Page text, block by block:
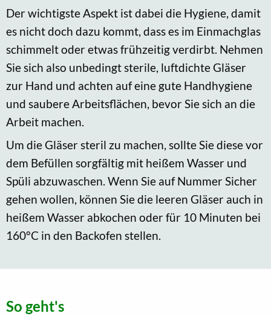
Der wichtigste Aspekt ist dabei die Hygiene, damit
es nicht doch dazu kommt, dass es im Einmachglas
schimmelt oder etwas frühzeitig verdirbt. Nehmen
Sie sich also unbedingt sterile, luftdichte Gläser
zur Hand und achten auf eine gute Handhygiene
und saubere Arbeitsflächen, bevor Sie sich an die
Arbeit machen.
Um die Gläser steril zu machen, sollte Sie diese vor
dem Befüllen sorgfältig mit heißem Wasser und
Spüli abzuwaschen. Wenn Sie auf Nummer Sicher
gehen wollen, können Sie die leeren Gläser auch in
heißem Wasser abkochen oder für 10 Minuten bei
160°C in den Backofen stellen.
So geht's